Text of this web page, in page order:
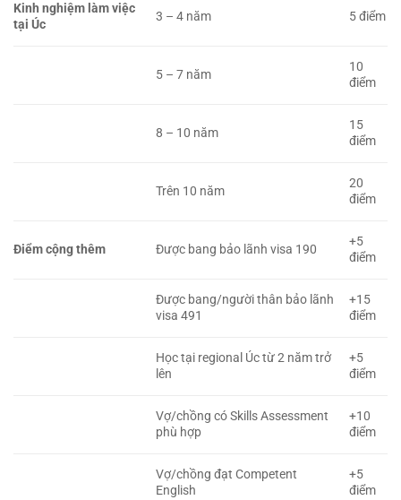
Kinh nghiệm làm việc
tại Úc
3 – 4 năm 5 điểm
5 – 7 năm
10
điểm
8 – 10 năm
15
điểm
Trên 10 năm
20
điểm
Điểm cộng thêm Được bang bảo lãnh visa 190
+5
điểm
Được bang/người thân bảo lãnh
visa 491
+15
điểm
Học tại regional Úc từ 2 năm trở
lên
+5
điểm
Vợ/chồng có Skills Assessment
phù hợp
+10
điểm
Vợ/chồng đạt Competent
English
+5
điểm